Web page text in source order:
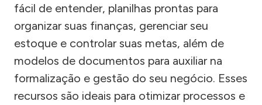
fácil de entender, planilhas prontas para
organizar suas finanças, gerenciar seu
estoque e controlar suas metas, além de
modelos de documentos para auxiliar na
formalização e gestão do seu negócio. Esses
recursos são ideais para otimizar processos e